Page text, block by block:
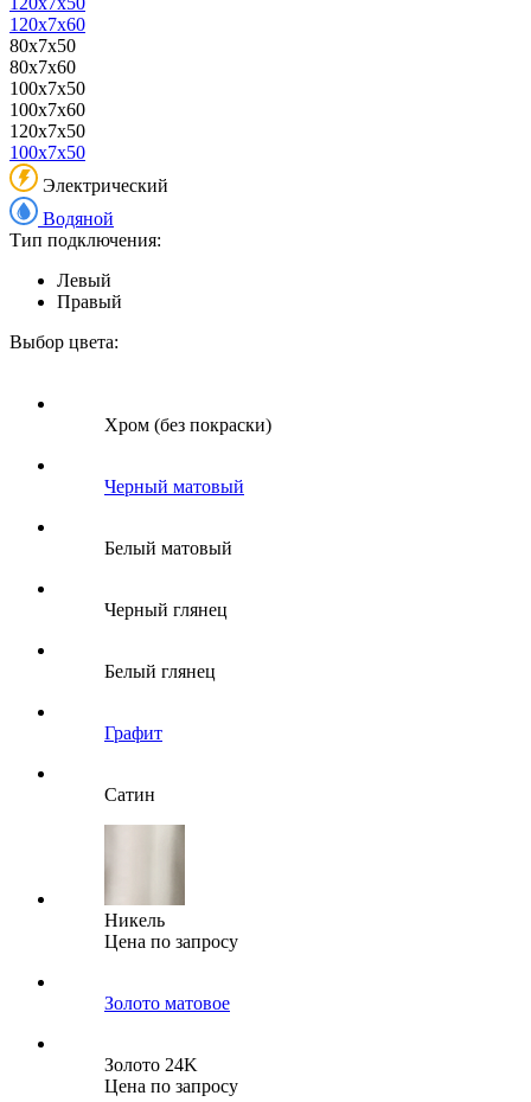
120x7x60
80x7x50
80x7x60
100x7x50
100x7x60
120x7x50
100x7x50
Электрический
Водяной
Тип подключения:
Левый
Правый
Выбор цвета:
Хром (без покраски)
Черный матовый
Белый матовый
Черный глянец
Белый глянец
Графит
Сатин
Никель
Цена по запросу
Золото матовое
Золото 24K
Цена по запросу